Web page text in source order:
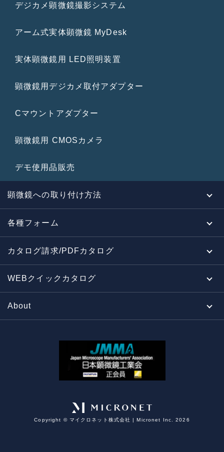
デジカメ顕微鏡撮影システム
アーム式実体顕微鏡 MyDesk
実体顕微鏡用 LED照明装置
顕微鏡用デジカメ取付アダプター
Cマウントアダプター
顕微鏡用 CMOSカメラ
デモ使用品販売
顕微鏡への取り付け方法
各種フォーム
カタログ請求/PDFカタログ
WEBクイックカタログ
About
Copyright ©︎ マイクロネット株式会社 | Micronet Inc. 2026